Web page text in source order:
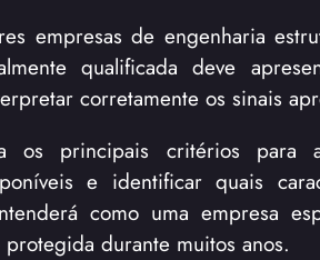
empresas de engenharia
qualificada deve
corretamente os sinais
os principais critérios para
e identificar quais
como uma empresa
durante muitos anos.